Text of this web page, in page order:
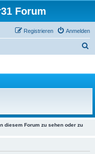
Forum
Anmelden
Registrieren
diesem Forum zu sehen oder zu